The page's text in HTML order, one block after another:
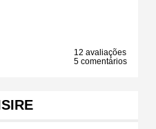
12 avaliações
5 comentários